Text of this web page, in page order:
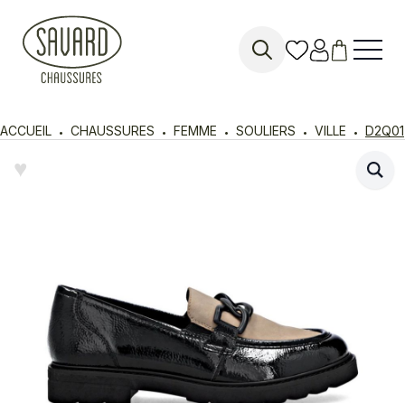
ACCUEIL CHAUSSURES FEMME SOULIERS VILLE D2Q01
♥︎